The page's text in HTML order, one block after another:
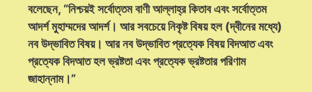
বলেছেন, “নিশ্চয়ই সর্বোত্তম বাণী আল্লাহ্‌র কিতাব এবং সর্বোত্তম
আদর্শ মুহাম্মদের আদর্শ। আর সবচেয়ে নিকৃষ্ট বিষয় হল (দ্বীনের মধ্যে)
নব উদ্ভাবিত বিষয়। আর নব উদ্ভাবিত প্রত্যেক বিষয় বিদআত এবং
প্রত্যেক বিদআত হল ভ্রষ্টতা এবং প্রত্যেক ভ্রষ্টতার পরিণাম
জাহান্নাম।”